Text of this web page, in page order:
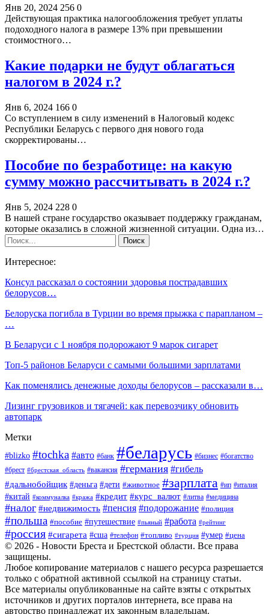
Янв 20, 2024 256 0
Действующая практика налогообложения требует уплаты
подоходного налога в размере 13% при превышении
стоимостного…
Какие подарки не будут облагаться
налогом в 2024 г.?
Янв 6, 2024 166 0
Со вступлением в силу изменений в Налоговый кодекс
Республики Беларусь с первого дня нового года
скорректированы…
Пособие по безработице: на какую
сумму можно рассчитывать в 2024 г.?
Янв 5, 2024 228 0
В нашей стране государство оказывает поддержку гражданам,
которые оказались в сложной жизненной ситуации. Одна из…
Интересное:
Консул рассказал о состоянии здоровья пострадавших
белорусов…
Белоруска погибла в Турции во время прыжка с парапланом –
…
В Беларуси с 1 ноября подорожают 9 марок сигарет
Топ-5 районов Беларуси с самыми большими зарплатами
Как поменялись денежные доходы белорусов – рассказали в…
Лизинг грузовиков и тягачей: как перевозчику обновить
автопарк
Метки
#blizko #tochka #авто #банк #беларусь #бизнес #богатство
#брест #брестская_область #вакансия #германия #гибель
#дальнобойщик #деньга #дети #животное #зарплата #ип #италия
#китай #коммуналка #кража #кредит #курс_валют #литва #медицина
#налог #недвижимость #пенсия #подорожание #полиция
#польша #пособие #путешествие #пьяный #работа #рейтинг
#россия #сигарета #сша #телефон #топливо #турция #умер #цена
© 2026 - Новости Бреста и Брестской области. Все права
защищены.
Любое копирование материалов с нашего ресурса разрешается
только с обратной активной ссылкой на страницу статьи.
Все материалы опубликованные на сайте взяты с открытых
источников и других порталов интернета, все права на
авторство принадлежат их законным владельцам.